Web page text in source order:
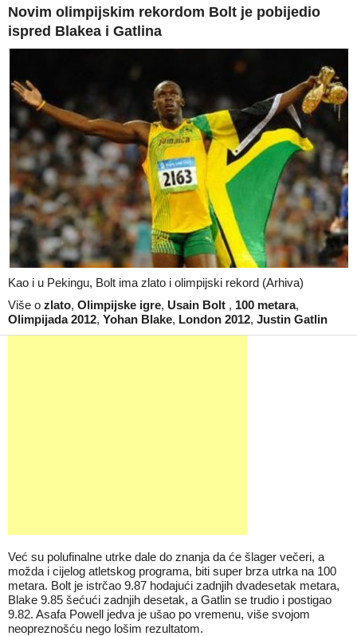
Novim olimpijskim rekordom Bolt je pobijedio
ispred Blakea i Gatlina
Kao i u Pekingu, Bolt ima zlato i olimpijski rekord (Arhiva)
Više o zlato, Olimpijske igre, Usain Bolt , 100 metara,
Olimpijada 2012, Yohan Blake, London 2012, Justin Gatlin
Već su polufinalne utrke dale do znanja da će šlager večeri, a
možda i cijelog atletskog programa, biti super brza utrka na 100
metara. Bolt je istrčao 9.87 hodajući zadnjih dvadesetak metara,
Blake 9.85 šećući zadnjih desetak, a Gatlin se trudio i postigao
9.82. Asafa Powell jedva je ušao po vremenu, više svojom
neopreznošću nego lošim rezultatom.